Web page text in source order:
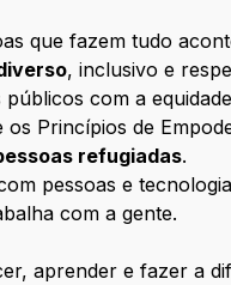
que fazem tudo
, inclusivo e
com a
os Princípios de
refugiadas.
pessoas e
com a gente.
aprender e fazer a